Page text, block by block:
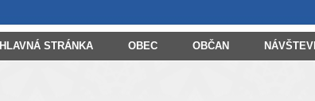
HLAVNÁ STRÁNKA OBEC OBČAN